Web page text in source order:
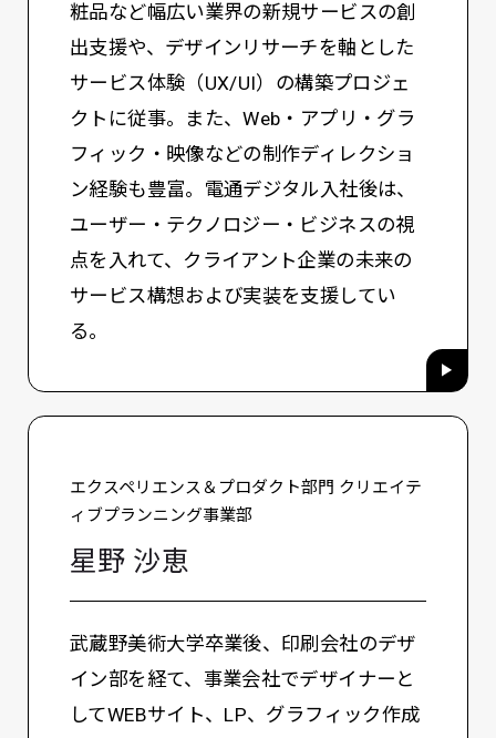
粧品など幅広い業界の新規サービスの創
出支援や、デザインリサーチを軸とした
サービス体験（UX/UI）の構築プロジェ
クトに従事。また、Web・アプリ・グラ
フィック・映像などの制作ディレクショ
ン経験も豊富。電通デジタル入社後は、
ユーザー・テクノロジー・ビジネスの視
点を入れて、クライアント企業の未来の
サービス構想および実装を支援してい
る。
星野 沙恵
エクスペリエンス＆プロダクト部門 クリエイテ
ィブプランニング事業部
武蔵野美術大学卒業後、印刷会社のデザ
イン部を経て、事業会社でデザイナーと
してWEBサイト、LP、グラフィック作成